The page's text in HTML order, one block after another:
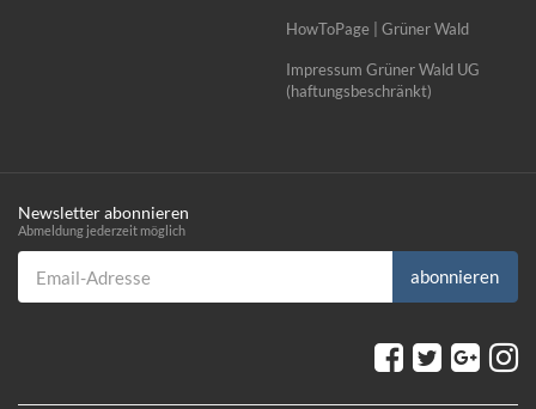
HowToPage | Grüner Wald
Impressum Grüner Wald UG
(haftungsbeschränkt)
Newsletter abonnieren
Abmeldung jederzeit möglich
Email-Adresse
abonnieren